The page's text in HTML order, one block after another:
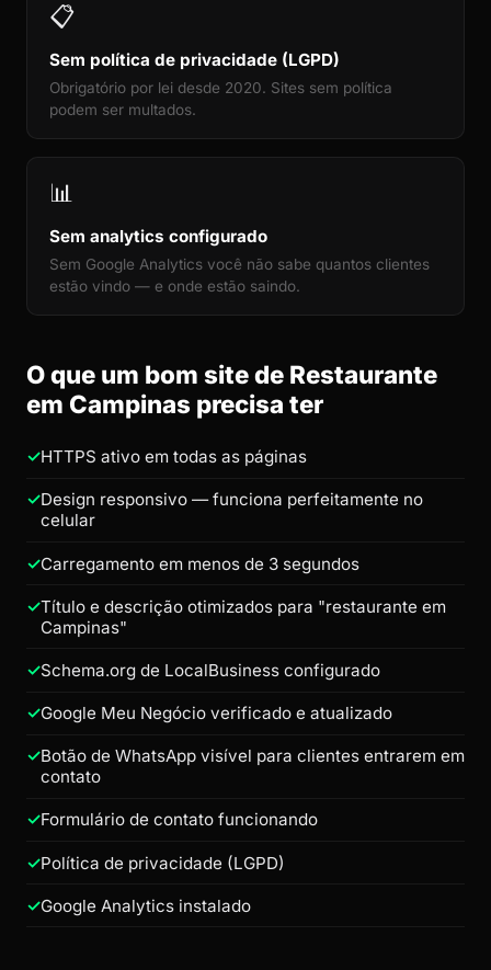
📋
Sem política de privacidade (LGPD)
Obrigatório por lei desde 2020. Sites sem política
podem ser multados.
📊
Sem analytics configurado
Sem Google Analytics você não sabe quantos clientes
estão vindo — e onde estão saindo.
O que um bom site de Restaurante
em Campinas precisa ter
HTTPS ativo em todas as páginas
Design responsivo — funciona perfeitamente no
celular
Carregamento em menos de 3 segundos
Título e descrição otimizados para "restaurante em
Campinas"
Schema.org de LocalBusiness configurado
Google Meu Negócio verificado e atualizado
Botão de WhatsApp visível para clientes entrarem em
contato
Formulário de contato funcionando
Política de privacidade (LGPD)
Google Analytics instalado